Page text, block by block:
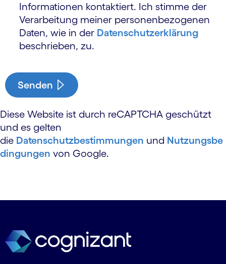
Informationen kontaktiert. Ich stimme der
Verarbeitung meiner personen­bezogenen
Daten, wie in der Daten­schutz­erklärung
beschrieben, zu.
Senden
Diese Website ist durch reCAPTCHA geschützt
und es gelten
die Datenschutzbestimmungen und Nutzungsbe
dingungen von Google.